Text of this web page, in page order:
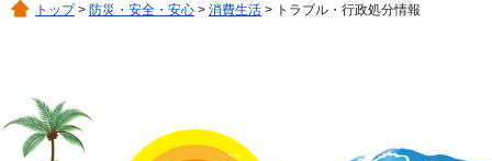
トップ> 防災・安全・安心 > 消費生活 > トラブル・行政処分情報